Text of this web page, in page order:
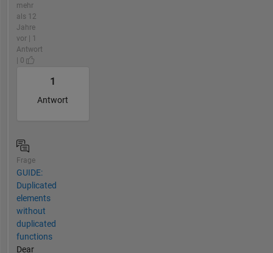
mehr
als 12
Jahre
vor | 1
Antwort
| 0
1
Antwort
Frage
GUIDE:
Duplicated
elements
without
duplicated
functions
Dear